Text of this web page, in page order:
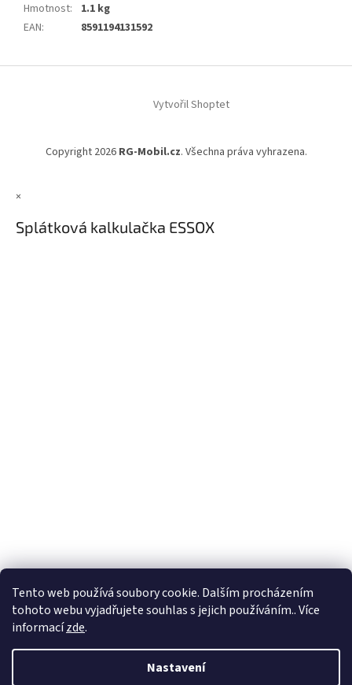
Tento web používá soubory cookie. Dalším procházením
tohoto webu vyjadřujete souhlas s jejich používáním.. Více
informacízde.
Nastavení
Hmotnost:
1.1 kg
EAN: 8591194131592
Vytvořil Shoptet
Copyright 2026 RG-Mobil.cz. Všechna práva vyhrazena.
×
Splátková kalkulačka ESSOX